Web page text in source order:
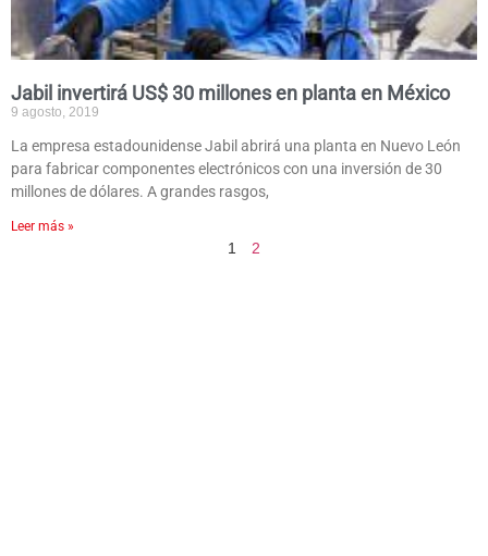
Jabil invertirá US$ 30 millones en planta en México
9 agosto, 2019
La empresa estadounidense Jabil abrirá una planta en Nuevo León
para fabricar componentes electrónicos con una inversión de 30
millones de dólares. A grandes rasgos,
Leer más »
1 2